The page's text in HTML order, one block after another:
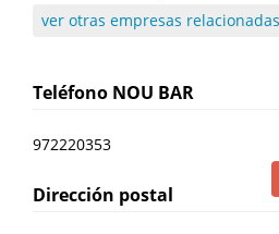
ver otras empresas relacionadas
Teléfono NOU BAR
972220353
Dirección postal